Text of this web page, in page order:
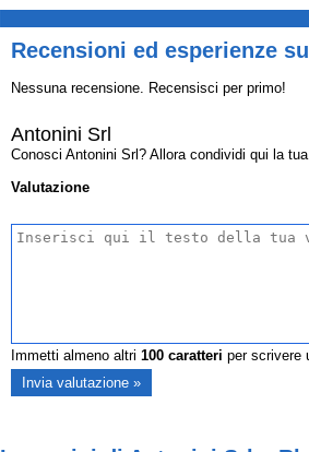
Recensioni ed esperienze
Nessuna recensione. Recensisci per primo!
Antonini Srl
Conosci Antonini Srl? Allora condividi qui la
Valutazione
Immetti almeno altri 100caratteri per scrivere